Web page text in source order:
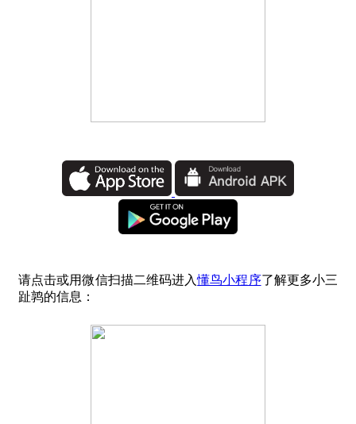
请点击或用微信扫描二维码进入懂鸟小程序了解更多小三
趾鹑的信息：